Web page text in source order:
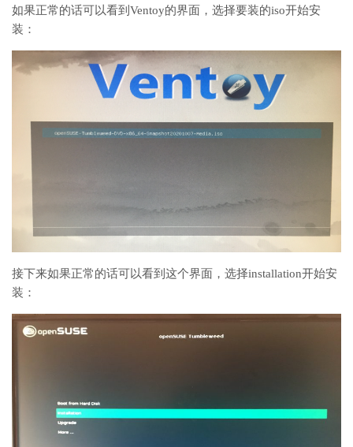
如果正常的话可以看到Ventoy的界面，选择要装的iso开始安
装：
接下来如果正常的话可以看到这个界面，选择installation开始安
装：